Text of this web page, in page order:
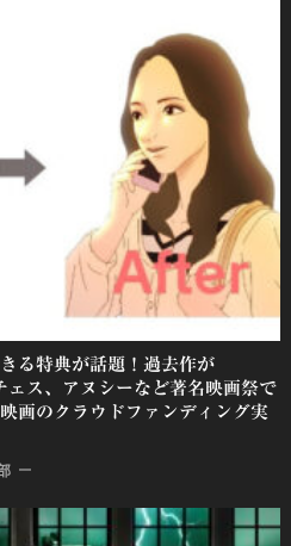
る特典が話題！過去作が
ス、アヌシーなど著名映画祭で
画のクラウドファンディング実